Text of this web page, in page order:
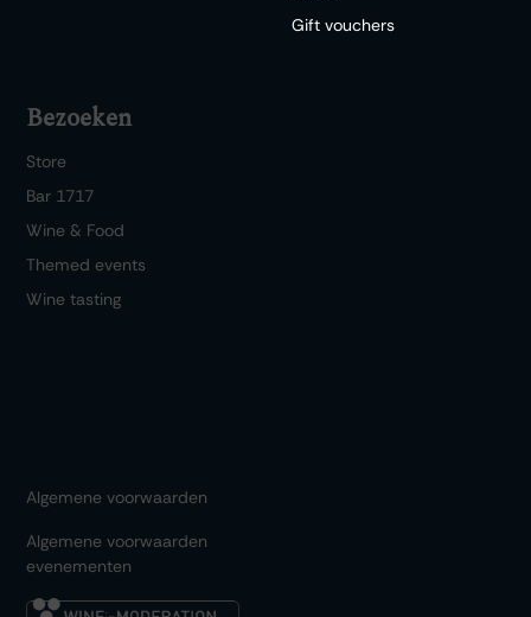
Gift vouchers
Bezoeken
Store
Bar 1717
Wine & Food
Themed events
Wine tasting
Algemene voorwaarden
Algemene voorwaarden
evenementen